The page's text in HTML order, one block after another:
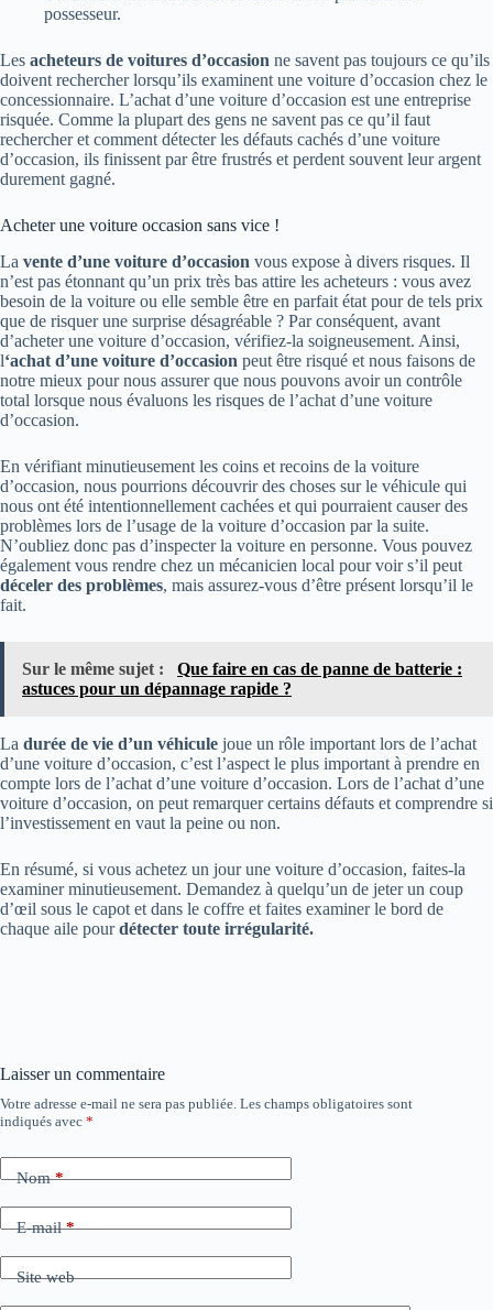
possesseur.
Les acheteurs de voitures d’occasion ne savent pas toujours ce qu’ils
doivent rechercher lorsqu’ils examinent une voiture d’occasion chez le
concessionnaire. L’achat d’une voiture d’occasion est une entreprise
risquée. Comme la plupart des gens ne savent pas ce qu’il faut
rechercher et comment détecter les défauts cachés d’une voiture
d’occasion, ils finissent par être frustrés et perdent souvent leur argent
durement gagné.
Acheter une voiture occasion sans vice !
La vente d’une voiture d’occasion vous expose à divers risques. Il
n’est pas étonnant qu’un prix très bas attire les acheteurs : vous avez
besoin de la voiture ou elle semble être en parfait état pour de tels prix
que de risquer une surprise désagréable ? Par conséquent, avant
d’acheter une voiture d’occasion, vérifiez-la soigneusement. Ainsi,
l‘achat d’une voiture d’occasion peut être risqué et nous faisons de
notre mieux pour nous assurer que nous pouvons avoir un contrôle
total lorsque nous évaluons les risques de l’achat d’une voiture
d’occasion.
En vérifiant minutieusement les coins et recoins de la voiture
d’occasion, nous pourrions découvrir des choses sur le véhicule qui
nous ont été intentionnellement cachées et qui pourraient causer des
problèmes lors de l’usage de la voiture d’occasion par la suite.
N’oubliez donc pas d’inspecter la voiture en personne. Vous pouvez
également vous rendre chez un mécanicien local pour voir s’il peut
déceler des problèmes, mais assurez-vous d’être présent lorsqu’il le
fait.
Sur le même sujet :
Que faire en cas de panne de batterie :
astuces pour un dépannage rapide ?
La durée de vie d’un véhicule joue un rôle important lors de l’achat
d’une voiture d’occasion, c’est l’aspect le plus important à prendre en
compte lors de l’achat d’une voiture d’occasion. Lors de l’achat d’une
voiture d’occasion, on peut remarquer certains défauts et comprendre si
l’investissement en vaut la peine ou non.
En résumé, si vous achetez un jour une voiture d’occasion, faites-la
examiner minutieusement. Demandez à quelqu’un de jeter un coup
d’œil sous le capot et dans le coffre et faites examiner le bord de
chaque aile pourdétecter toute irrégularité.
Laisser un commentaire
Votre adresse e-mail ne sera pas publiée. Les champs obligatoires sont
indiqués avec *
Nom*
E-mail*
Site web